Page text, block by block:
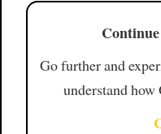
Go further and
understand how